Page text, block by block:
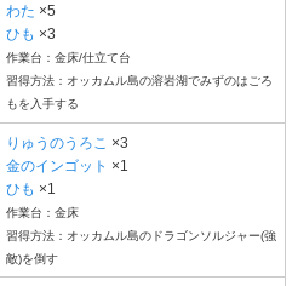
わた ×5
ひも ×3
作業台：金床/仕立て台
習得方法：オッカムル島の溶岩湖でみずのはごろ
もを入手する
りゅうのうろこ ×3
金のインゴット ×1
ひも ×1
作業台：金床
習得方法：オッカムル島のドラゴンソルジャー(強
敵)を倒す